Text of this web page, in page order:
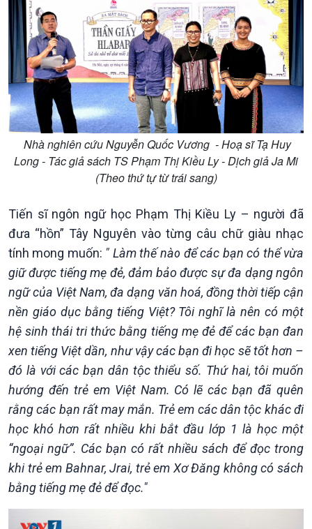
Xã hội
Tin Đời sống & Xã hội
360 độ Sức khỏe
Chuyển đổi Xanh
Tài nguyên và Môi trường
Chuyên gia của bạn
Xã hội chuyển động
Bước chân đến trường
Khoa học & Công nghệ
Tin Khoa học & Công nghệ
Kết nối công nghệ
Sống chung với biến đổi
khí hậu
​​​​​​ Nhà nghiên cứu Nguyễn Quốc Vương - Hoạ sĩ Tạ Huy
Long - Tác giả sách TS Phạm Thị Kiều Ly - Dịch giả Ja Mi
(Theo thứ tự từ trái sang)
Tiến sĩ ngôn ngữ học Phạm Thị Kiều Ly – người đã
đưa “hồn” Tây Nguyên vào từng câu chữ giàu nhạc
tính mong muốn: " Làm thế nào để các bạn có thể vừa
giữ được tiếng mẹ đẻ, đảm bảo được sự đa dạng ngôn
ngữ của Việt Nam, đa dạng văn hoá, đồng thời tiếp cận
nền giáo dục bằng tiếng Việt? Tôi nghĩ là nên có một
hệ sinh thái tri thức bằng tiếng mẹ đẻ để các bạn đan
xen tiếng Việt dần, như vậy các bạn đi học sẽ tốt hơn –
đó là với các bạn dân tộc thiểu số. Thứ hai, tôi muốn
hướng đến trẻ em Việt Nam. Có lẽ các bạn đã quên
rằng các bạn rất may mắn. Trẻ em các dân tộc khác đi
học khó hơn rất nhiều khi bắt đầu lớp 1 là học một
“ngoại ngữ”. Các bạn có rất nhiều sách để đọc trong
khi trẻ em Bahnar, Jrai, trẻ em Xơ Đăng không có sách
bằng tiếng mẹ đẻ để đọc."